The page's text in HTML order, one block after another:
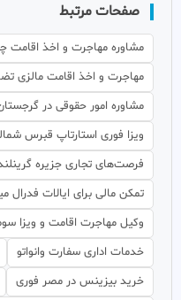
صفحات مرتبط
مشاوره مهاجرت و اخذ اقامت
مهاجرت و اخذ اقامت مالزی
مشاوره امور حقوقی در
ویزا فوری استارتاپ قبرس
فرصت‌های تجاری جزیره
تمکن مالی برای ایالات فدرال
وکیل مهاجرت اقامت و ویزا
خدمات اداری سفارت وانواتو
خرید بیزینس در مصر فوری